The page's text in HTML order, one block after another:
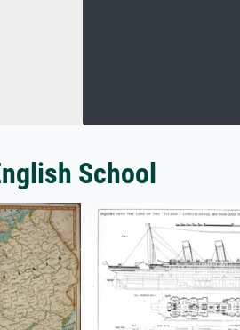
School